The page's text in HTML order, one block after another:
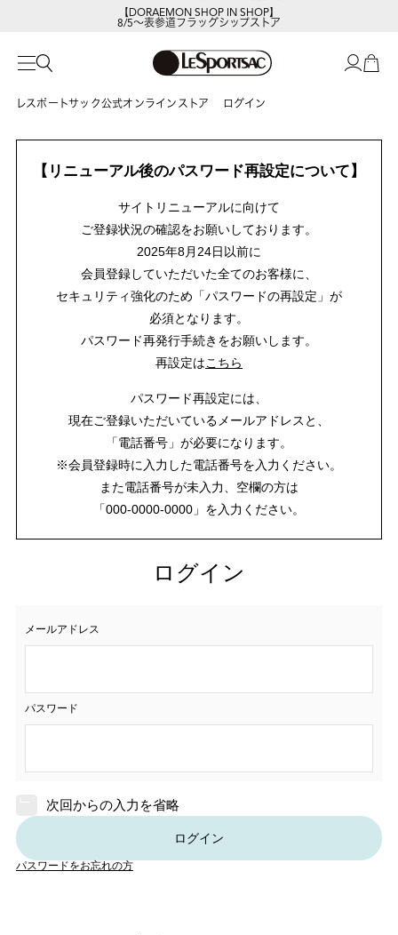
【DORAEMON SHOP IN SHOP】
8/5～表参道フラッグシップストア
レスポートサック公式オンラインストア ログイン
【リニューアル後のパスワード再設定について】
サイトリニューアルに向けて
ご登録状況の確認をお願いしております。
2025年8月24日以前に
会員登録していただいた全てのお客様に、
セキュリティ強化のため「パスワードの再設定」が
必須となります。
パスワード再発行手続きをお願いします。
再設定はこちら
パスワード再設定には、
現在ご登録いただいているメールアドレスと、
「電話番号」が必要になります。
※会員登録時に入力した電話番号を入力ください。
また電話番号が未入力、空欄の方は
「000-0000-0000」を入力ください。
ログイン
メールアドレス
パスワード
次回からの入力を省略
ログイン
パスワードをお忘れの方